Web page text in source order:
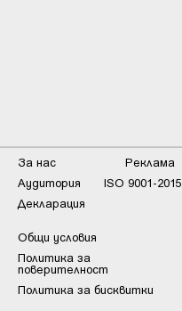
За нас
Реклама
Аудитория
ISO 9001-2015
Декларация
Общи условия
Пoлитикa зa
пoвepитeлнocт
Политика за бисквитки